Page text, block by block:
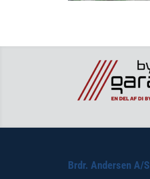
Brdr. Andersen A/S